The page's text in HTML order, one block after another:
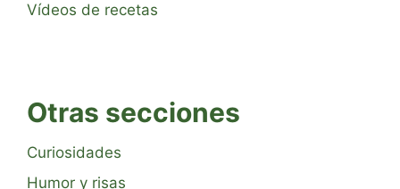
Vídeos de recetas
Otras secciones
Curiosidades
Humor y risas